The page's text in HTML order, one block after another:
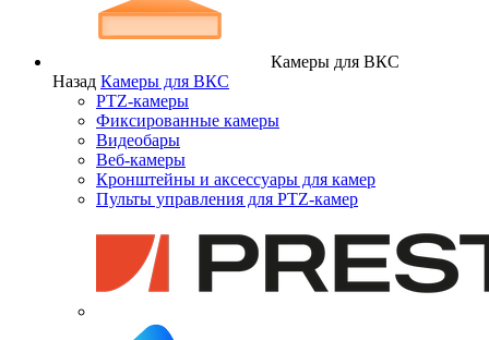
Камеры для ВКС
Назад Камеры для ВКС
PTZ-камеры
Фиксированные камеры
Видеобары
Веб-камеры
Кронштейны и аксессуары для камер
Пульты управления для PTZ-камер